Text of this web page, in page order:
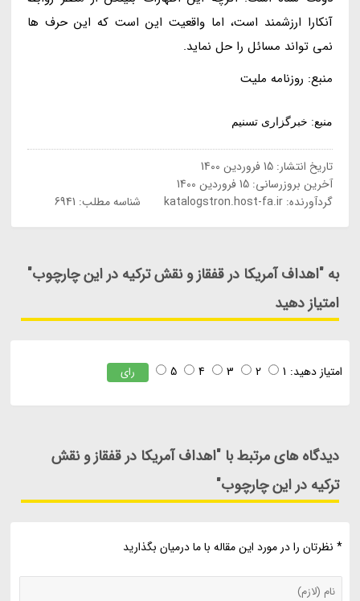
آنکارا ارزشمند است، اما واقعیت این است که این حرف ها
نمی تواند مسائل را حل نماید.
منبع: روزنامه ملیت
منبع: خبرگزاری تسنیم
تاریخ انتشار:15 فروردین 1400
آخرین بروزرسانی:15 فروردین 1400
گردآورنده:katalogstron.host-fa.ir شناسه مطلب: 6941
به "اهداف آمریکا در قفقاز و نقش ترکیه در این چارچوب"
امتیاز دهید
امتیاز دهید: 1
2
3
4
5 رای
دیدگاه های مرتبط با "اهداف آمریکا در قفقاز و نقش
ترکیه در این چارچوب"
* نظرتان را در مورد این مقاله با ما درمیان بگذارید